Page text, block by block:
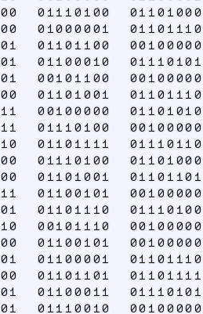
01110100 01101000
01000001 01101110
01101100 00100000
01100010 01110101
00101100 00100000
01101001 01101110
00100000 01101010
01110100 00100000
01101111 01110110
01110100 01101000
01101001 01101101
01100101 00100000
01101110 01110100
00101110 00100000
01100101 00100000
01100001 01101110
01101101 01101111
01100011 01110101
01110010 00100000